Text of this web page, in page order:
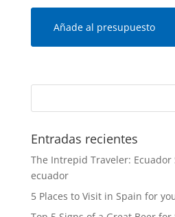
Añade al presupuesto
Entradas recientes
The Intrepid Traveler:
ecuador
5 Places to Visit in Spain for